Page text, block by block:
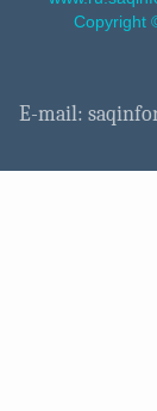
Copyright
E-mail: